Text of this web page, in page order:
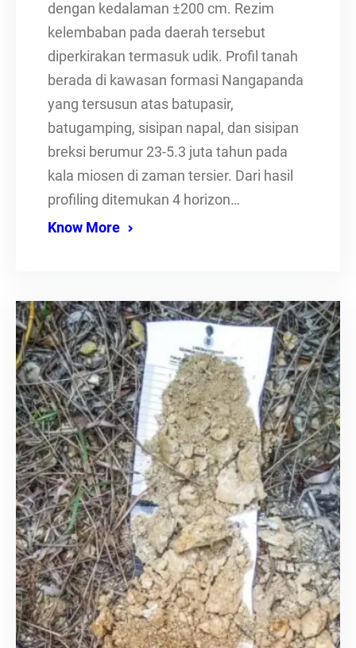
dengan kedalaman ±200 cm. Rezim
kelembaban pada daerah tersebut
diperkirakan termasuk udik. Profil tanah
berada di kawasan formasi Nangapanda
yang tersusun atas batupasir,
batugamping, sisipan napal, dan sisipan
breksi berumur 23-5.3 juta tahun pada
kala miosen di zaman tersier. Dari hasil
profiling ditemukan 4 horizon…
Know More